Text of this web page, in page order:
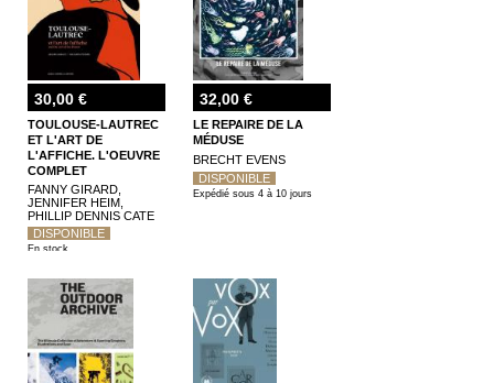
30,00 €
TOULOUSE-LAUTREC
ET L'ART DE
L'AFFICHE. L'OEUVRE
COMPLET
FANNY GIRARD,
JENNIFER HEIM,
PHILLIP DENNIS CATE
DISPONIBLE
En stock
32,00 €
LE REPAIRE DE LA
MÉDUSE
BRECHT EVENS
DISPONIBLE
Expédié sous 4 à 10 jours